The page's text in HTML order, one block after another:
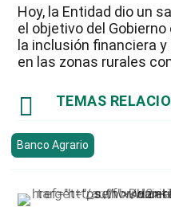
Hoy, la Entidad dio un
el objetivo del
la inclusión financiera
en las zonas rurales
 TEMAS
Banco Agrario